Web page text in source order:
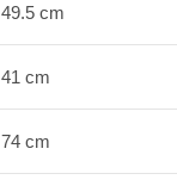
49.5 cm
41 cm
74 cm